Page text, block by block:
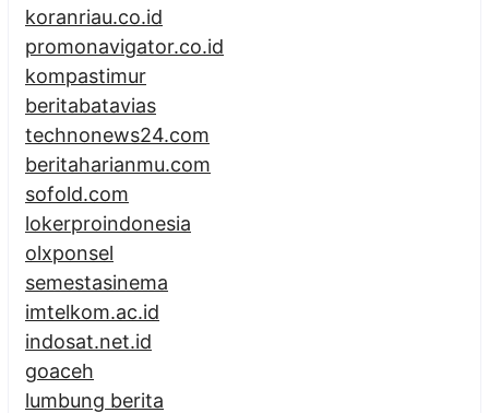
koranriau.co.id
promonavigator.co.id
kompastimur
beritabatavias
technonews24.com
beritaharianmu.com
sofold.com
lokerproindonesia
olxponsel
semestasinema
imtelkom.ac.id
indosat.net.id
goaceh
lumbung berita